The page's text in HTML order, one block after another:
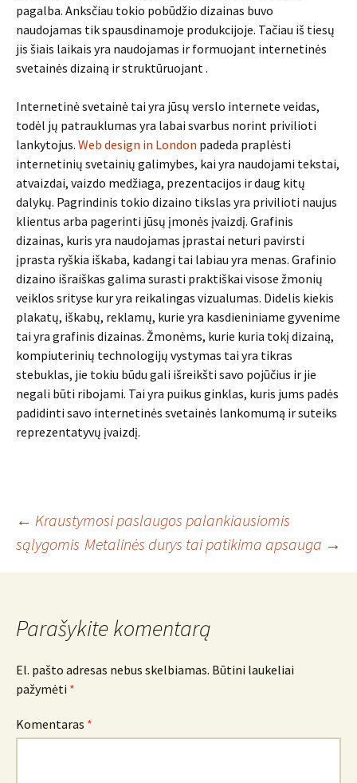
pagalba. Anksčiau tokio pobūdžio dizainas buvo
naudojamas tik spausdinamoje produkcijoje. Tačiau iš tiesų
jis šiais laikais yra naudojamas ir formuojant internetinės
svetainės dizainą ir struktūruojant .
Internetinė svetainė tai yra jūsų verslo internete veidas,
todėl jų patrauklumas yra labai svarbus norint privilioti
lankytojus. Web design in London padeda praplėsti
internetinių svetainių galimybes, kai yra naudojami tekstai,
atvaizdai, vaizdo medžiaga, prezentacijos ir daug kitų
dalykų. Pagrindinis tokio dizaino tikslas yra privilioti naujus
klientus arba pagerinti jūsų įmonės įvaizdį. Grafinis
dizainas, kuris yra naudojamas įprastai neturi pavirsti
įprasta ryškia iškaba, kadangi tai labiau yra menas. Grafinio
dizaino išraiškas galima surasti praktiškai visose žmonių
veiklos srityse kur yra reikalingas vizualumas. Didelis kiekis
plakatų, iškabų, reklamų, kurie yra kasdieniniame gyvenime
tai yra grafinis dizainas. Žmonėms, kurie kuria tokį dizainą,
kompiuterinių technologijų vystymas tai yra tikras
stebuklas, jie tokiu būdu gali išreikšti savo pojūčius ir jie
negali būti ribojami. Tai yra puikus ginklas, kuris jums padės
padidinti savo internetinės svetainės lankomumą ir suteiks
reprezentatyvų įvaizdį.
Įrašo
navigacija
← Kraustymosi paslaugos palankiausiomis
sąlygomis Metalinės durys tai patikima apsauga →
Parašykite komentarą
El. pašto adresas nebus skelbiamas. Būtini laukeliai
pažymėti *
Komentaras *